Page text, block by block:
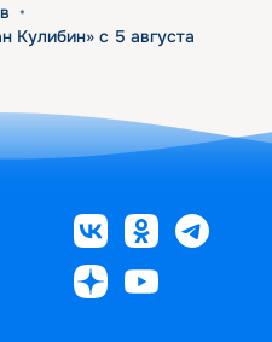
•
Кулибин» с 5 августа